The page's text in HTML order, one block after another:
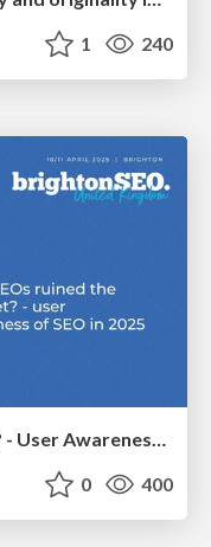
1 240
Have SEOs Ruined the Internet? - User Awareness of SEO in 2025
0 400